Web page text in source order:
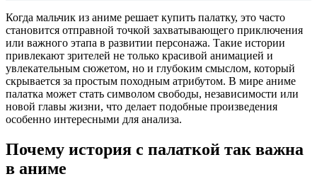
Когда мальчик из аниме решает купить палатку, это часто
становится отправной точкой захватывающего приключения
или важного этапа в развитии персонажа. Такие истории
привлекают зрителей не только красивой анимацией и
увлекательным сюжетом, но и глубоким смыслом, который
скрывается за простым походным атрибутом. В мире аниме
палатка может стать символом свободы, независимости или
новой главы жизни, что делает подобные произведения
особенно интересными для анализа.
Почему история с палаткой так важна
в аниме